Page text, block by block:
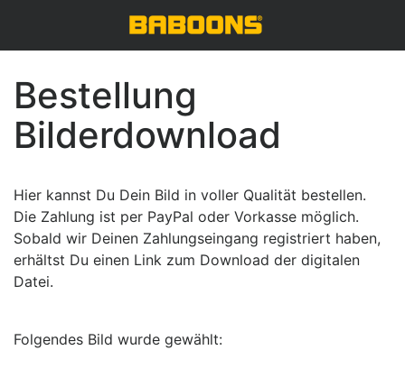
Bestellung
Bilderdownload
Hier kannst Du Dein Bild in voller Qualität bestellen.
Die Zahlung ist per PayPal oder Vorkasse möglich.
Sobald wir Deinen Zahlungseingang registriert haben,
erhältst Du einen Link zum Download der digitalen
Datei.
Folgendes Bild wurde gewählt: